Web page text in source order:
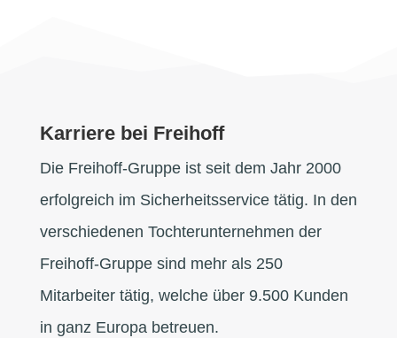
Karriere bei Freihoff
Die Freihoff-Gruppe ist seit dem Jahr 2000
erfolgreich im Sicherheitsservice tätig. In den
verschiedenen Tochterunternehmen der
Freihoff-Gruppe sind mehr als 250
Mitarbeiter tätig, welche über 9.500 Kunden
in ganz Europa betreuen.